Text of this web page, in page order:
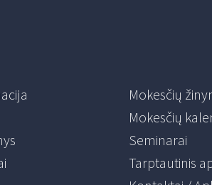
Mokesčių
Mokesčių
Seminarai
Tarptautinis